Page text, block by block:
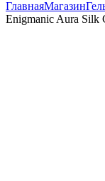
ГлавнаяМагазин
Enigmanic Aura Silk